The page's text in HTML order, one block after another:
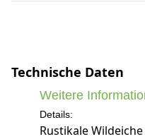
Technische Daten
Weitere
Details:
Rustikale Wildeiche